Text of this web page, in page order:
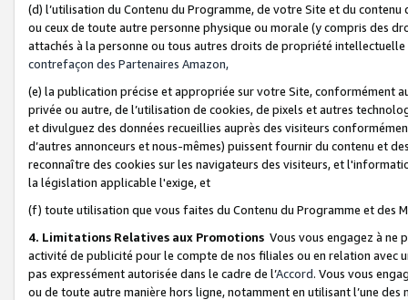
(d) l’utilisation du Contenu du Programme, de votre Site et du
ou ceux de toute autre personne physique ou morale (y compris des
attachés à la personne ou tous autres droits de propriété
contrefaçon des Partenaires Amazon,
(e) la publication précise et appropriée sur votre Site, conformément
privée ou autre, de l’utilisation de cookies, de pixels et autres
et divulguez des données recueillies auprès des visiteurs
d’autres annonceurs et nous-mêmes) puissent fournir du contenu et
reconnaître des cookies sur les navigateurs des visiteurs, et
la législation applicable l'exige, et
(f) toute utilisation que vous faites du Contenu du Programme et des
4. Limitations Relatives aux Promotions Vous vous engagez à ne
activité de publicité pour le compte de nos filiales ou en relation avec
pas expressément autorisée dans le cadre de l’Accord. Vous vous
ou de toute autre manière hors ligne, notamment en utilisant l’une